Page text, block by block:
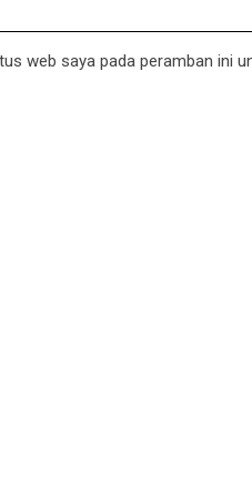
web saya pada peramban ini